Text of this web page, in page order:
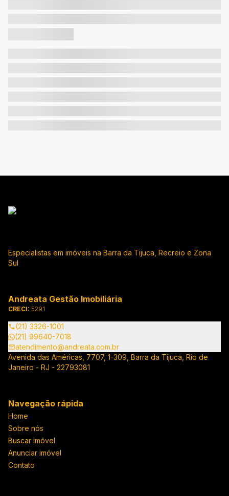
Especialistas em imóveis na Barra da Tijuca, Recreio e Zona
Sul
Andreata Gestão Imobiliária
CRECI: 5291
(21) 3326-1001
(21) 99640-7018
atendimento@andreata.com.br
Avenida das Américas, 7707, 1-309, Barra da Tijuca, Rio de
Janeiro - RJ - 22793081
Navegação rápida
Home
Sobre nós
Buscar imóvel
Anunciar imóvel
Contato